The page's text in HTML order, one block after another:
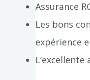
Assurance
Les bons
expérience